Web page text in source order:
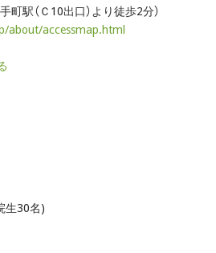
町駅（Ｃ10出口）より徒歩2分）
about/accessmap.html
生30名)